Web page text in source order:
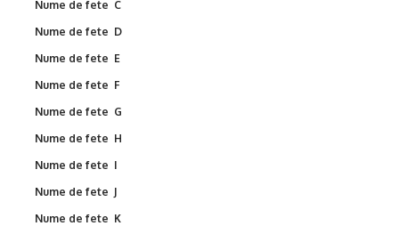
Nume de fete C
Nume de fete D
Nume de fete E
Nume de fete F
Nume de fete G
Nume de fete H
Nume de fete I
Nume de fete J
Nume de fete K